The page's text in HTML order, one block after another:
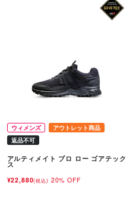
ウィメンズ
アウトレット商品
返品不可
アルティメイト プロ ロー ゴアテック
ス
¥22,880(税込) 20% OFF